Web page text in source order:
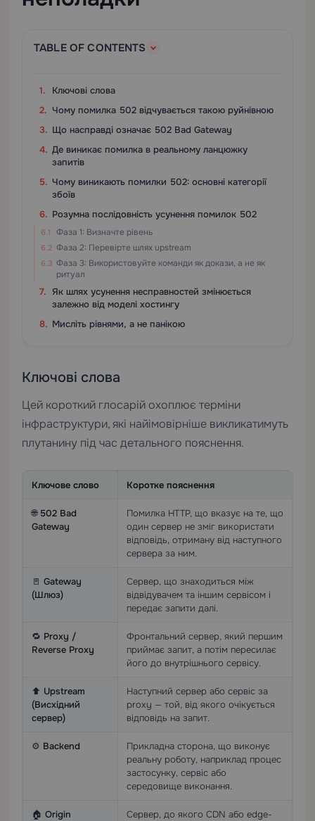
TABLE OF CONTENTS
Ключові слова
Чому помилка 502 відчувається такою руйнівною
Що насправді означає 502 Bad Gateway
Де виникає помилка в реальному ланцюжку
запитів
Чому виникають помилки 502: основні категорії
збоїв
Розумна послідовність усунення помилок 502
Фаза 1: Визначте рівень
Фаза 2: Перевірте шлях upstream
Фаза 3: Використовуйте команди як докази, а не як
ритуал
Як шлях усунення несправностей змінюється
залежно від моделі хостингу
Мисліть рівнями, а не панікою
Ключові слова
Цей короткий глосарій охоплює терміни
інфраструктури, які найімовірніше викликатимуть
плутанину під час детального пояснення.
Ключове слово Коротке пояснення
🌐 502 Bad
Gateway
Помилка HTTP, що вказує на те, що
один сервер не зміг використати
відповідь, отриману від наступного
сервера за ним.
🚪 Gateway
(Шлюз)
Сервер, що знаходиться між
відвідувачем та іншим сервісом і
передає запити далі.
🔁 Proxy /
Reverse Proxy
Фронтальний сервер, який першим
приймає запит, а потім пересилає
його до внутрішнього сервісу.
⬆️ Upstream
(Висхідний
сервер)
Наступний сервер або сервіс за
proxy — той, від якого очікується
відповідь на запит.
⚙️ Backend
Прикладна сторона, що виконує
реальну роботу, наприклад процес
застосунку, сервіс або
середовище виконання.
🏠 Origin
Сервер, до якого CDN або edge-